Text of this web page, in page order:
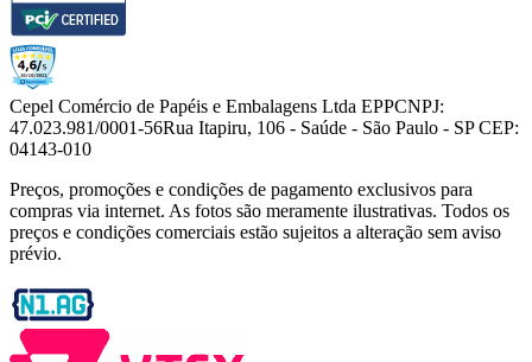
Cepel Comércio de Papéis e Embalagens Ltda EPPCNPJ:
47.023.981/0001-56Rua Itapiru, 106 - Saúde - São Paulo - SP CEP:
04143-010
Preços, promoções e condições de pagamento exclusivos para
compras via internet. As fotos são meramente ilustrativas. Todos os
preços e condições comerciais estão sujeitos a alteração sem aviso
prévio.